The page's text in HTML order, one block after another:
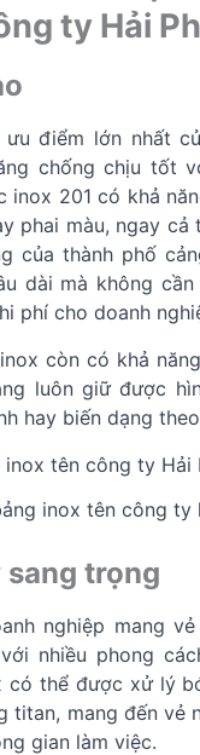
ty Hải
điểm lớn nhất
chống chịu tốt
inox 201 có khả
phai màu, ngay
của thành phố
dài mà không
phí cho doanh
còn có khả
luôn giữ được
hay biến dạng
inox tên công ty
sang trọng
nghiệp mang
nhiều phong
có thể được xử lý
titan, mang đến vẻ
gian làm việc.